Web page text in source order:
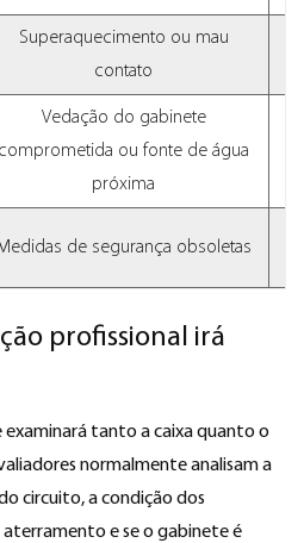
Superaquecimento ou mau
contato
Vedação do gabinete
comprometida ou fonte de água
próxima
de segurança obsoletas
profissional irá
tanto a caixa quanto o
normalmente analisam a
circuito, a condição dos
e se o gabinete é